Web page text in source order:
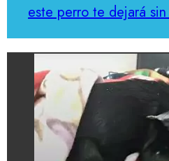
este perro te dejará